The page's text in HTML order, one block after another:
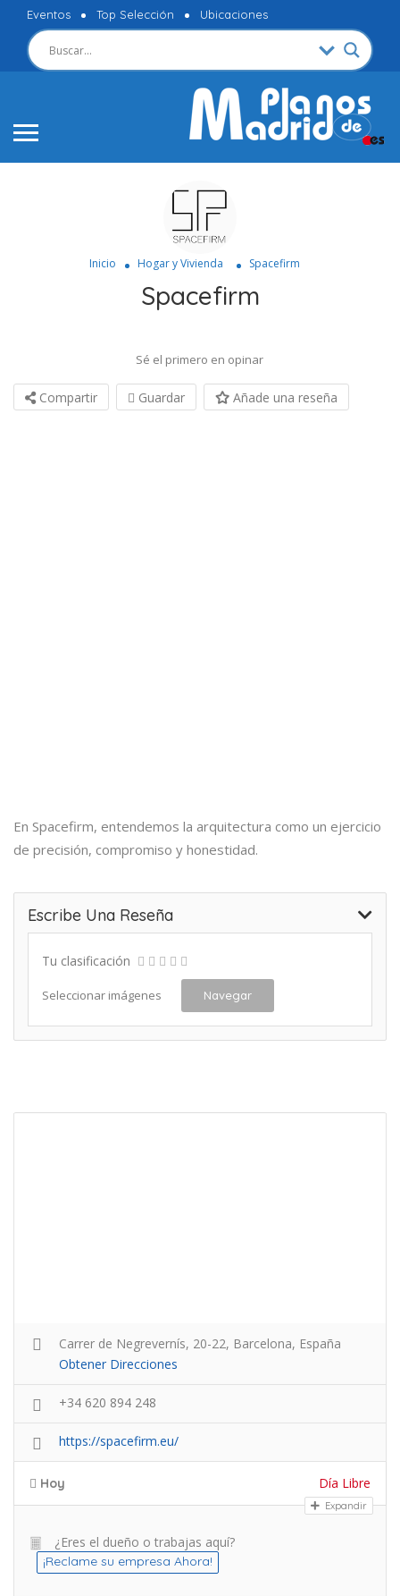
Eventos Top Selección Ubicaciones
Inicio Hogar y Vivienda Spacefirm
Spacefirm
Sé el primero en opinar
Compartir Guardar Añade una reseña
En Spacefirm, entendemos la arquitectura como un ejercicio
de precisión, compromiso y honestidad.
Escribe Una Reseña
Tu clasificación
Seleccionar imágenes Navegar
Carrer de Negrevernís, 20-22, Barcelona, España
Obtener Direcciones
+34 620 894 248
https://spacefirm.eu/
Hoy Día Libre
Expandir
¿Eres el dueño o trabajas aquí?
¡Reclame su empresa Ahora!